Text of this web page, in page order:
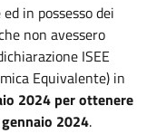
in possesso dei
non avessero
ISEE
Equivalente) in
2024 per ottenere
2024.